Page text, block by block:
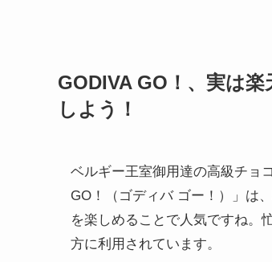
GODIVA GO！、実は
しよう！
ベルギー王室御用達の高級チョ
GO！（ゴディバ ゴー！）」は
を楽しめることで人気ですね。
方に利用されています。